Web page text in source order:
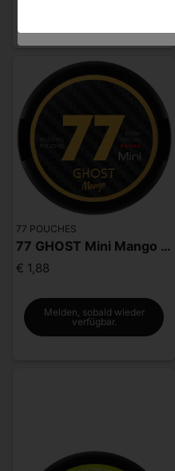
77 POUCHES
77 GHOST Mini Mango Extra Strong
€ 1,88
Melden, sobald wieder
verfügbar.